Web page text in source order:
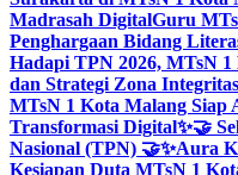
Madrasah DigitalGuru
Penghargaan Bidang
Hadapi TPN 2026, MTsN
dan Strategi Zona Integritas
MTsN 1 Kota Malang Siap
Transformasi Digital✨🤝
Nasional (TPN) 🤝✨Aura
Kesiapan Duta MTsN 1